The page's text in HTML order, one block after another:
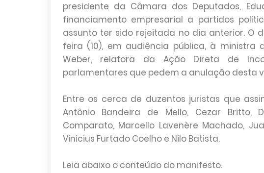
presidente da Câmara dos Deputados,
financiamento empresarial a partidos
assunto ter sido rejeitada no dia anterior. O
feira (10), em audiência pública, à ministra
Weber, relatora da Ação Direta de
parlamentares que pedem a anulação desta
Entre os cerca de duzentos juristas que
Antônio Bandeira de Mello, Cezar Britto,
Comparato, Marcello Lavenère Machado,
Vinicius Furtado Coelho e Nilo Batista.
Leia abaixo o conteúdo do manifesto.